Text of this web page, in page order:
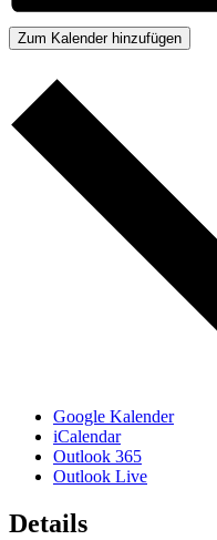
Zum Kalender hinzufügen
Google Kalender
iCalendar
Outlook 365
Outlook Live
Details